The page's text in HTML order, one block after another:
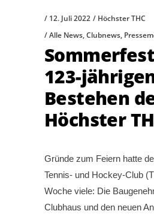
12. Juli 2022
Höchster THC
Alle News,Clubnews,
123-
Bestehen
Höchster
Gründe zum Feiern hatte
Tennis- und Hockey-Club
Woche viele: Die
Clubhaus und den neuen